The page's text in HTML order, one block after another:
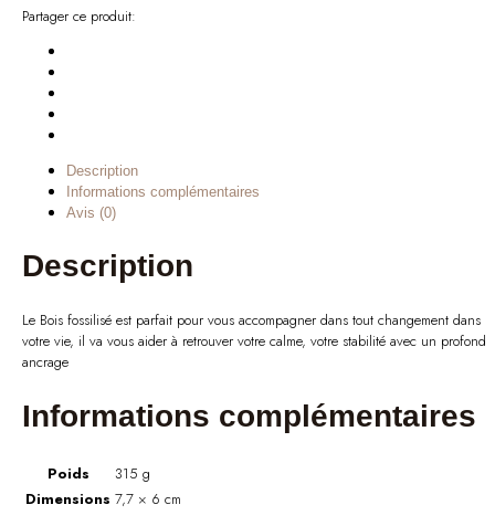
Partager ce produit:
Description
Informations complémentaires
Avis (0)
Description
Le Bois fossilisé est parfait pour vous accompagner dans tout changement dans
votre vie, il va vous aider à retrouver votre calme, votre stabilité avec un profond
ancrage
Informations complémentaires
Poids
315 g
Dimensions 7,7 × 6 cm